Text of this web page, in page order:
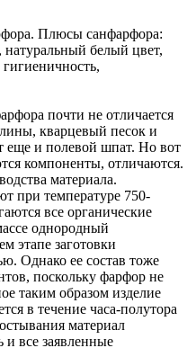
Плюсы санфарфора:
натуральный белый цвет,
почти не отличается
кварцевый песок и
еще и полевой шпат. Но вот
компоненты, отличаются.
материала.
при температуре 750-
все органические
однородный
этапе заготовки
Однако ее состав тоже
поскольку фарфор не
таким образом изделие
в течение часа-полутора
материал
и все заявленные